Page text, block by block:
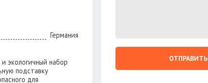
Германия
экологичный набор
подставку
для
ОТПРАВИТЬ